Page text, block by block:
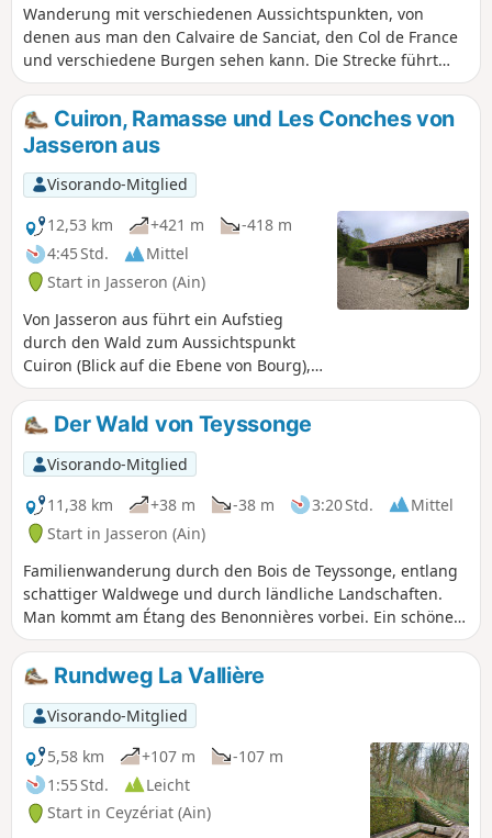
Wanderung mit verschiedenen Aussichtspunkten, von
denen aus man den Calvaire de Sanciat, den Col de France
und verschiedene Burgen sehen kann. Die Strecke führt
über asphaltierte Wege, Feldwege und Schotterwege.
Cuiron, Ramasse und Les Conches von
Jasseron aus
Visorando-Mitglied
12,53 km
+421 m
-418 m
4:45 Std.
Mittel
Start in Jasseron (Ain)
Von Jasseron aus führt ein Aufstieg
durch den Wald zum Aussichtspunkt
Cuiron (Blick auf die Ebene von Bourg),
von wo aus der Weg ins Tal von
Ramasse bis zum Dorf hinabführt. Von
dort führt ein guter Weg hinauf zur
Kapelle von Conches mit ihren
Panoramablicken, um dann wieder nach
Jasseron zurückzukehren. Es gibt einige
mögliche Varianten, um die Route
abwechslungsreicher zu gestalten.
Der Wald von Teyssonge
Visorando-Mitglied
11,38 km
+38 m -38 m 3:20 Std.
Mittel
Start in Jasseron (Ain)
Familienwanderung durch den Bois de Teyssonge, entlang
schattiger Waldwege und durch ländliche Landschaften.
Man kommt am Étang des Benonnières vorbei. Ein schöner
Spaziergang zu jeder Jahreszeit. Keine besonderen
Schwierigkeiten, der Weg ist sehr angenehm, auch wenn er
bei feuchtem Wetter an einigen Stellen schlammig sein
kann.
Rundweg La Vallière
Visorando-Mitglied
5,58 km
+107 m
-107 m
1:55 Std.
Leicht
Start in Ceyzériat (Ain)